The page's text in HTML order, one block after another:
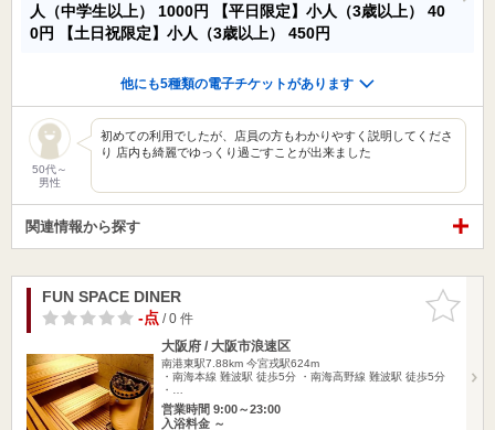
人（中学生以上） 1000円 【平日限定】小人（3歳以上） 40
0円
【土日祝限定】小人（3歳以上） 450円
他にも5種類の電子チケットがあります
50代～
男性
初めての利用でしたが、店員の方もわかりやすく説明してくださ
り 店内も綺麗でゆっくり過ごすことが出来ました
関連情報から探す
お気に入
りに追加
FUN SPACE DINER
-点/ 0 件
大阪府 / 大阪市浪速区
南港東駅7.88km 今宮戎駅624m
・南海本線 難波駅 徒歩5分 ・南海高野線 難波駅 徒歩5分
・…
営業時間 9:00～23:00
入浴料金 ～